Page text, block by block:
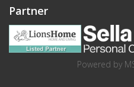
Partner
Powered by